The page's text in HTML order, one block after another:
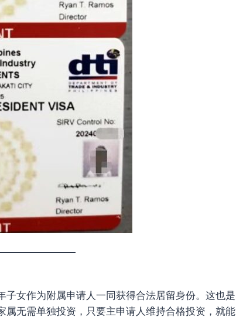
子女作为附属申请人一同获得合法居留身份。这也是
属无需单独投资，只要主申请人维持合格投资，就能